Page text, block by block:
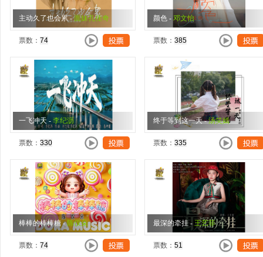
主动久了也会累-面妹孔佳奇
票数：
颜色 - 邓文怡
票数：
一飞冲天 - 李纪沥
票数：
终于等到这一天-汤笑嫣
票数：
棒棒的棒棒糖-陈仪朵
票数：
最深的牵挂- 王艺菲
票数：